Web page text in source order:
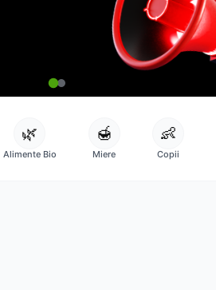
🌿
Alimente Bio
🍯
Miere
👶
Copii